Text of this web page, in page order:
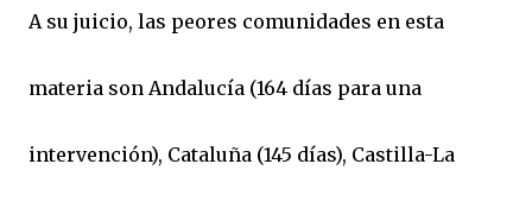
A su juicio, las peores comunidades en esta
materia son Andalucía (164 días para una
intervención), Cataluña (145 días), Castilla-La